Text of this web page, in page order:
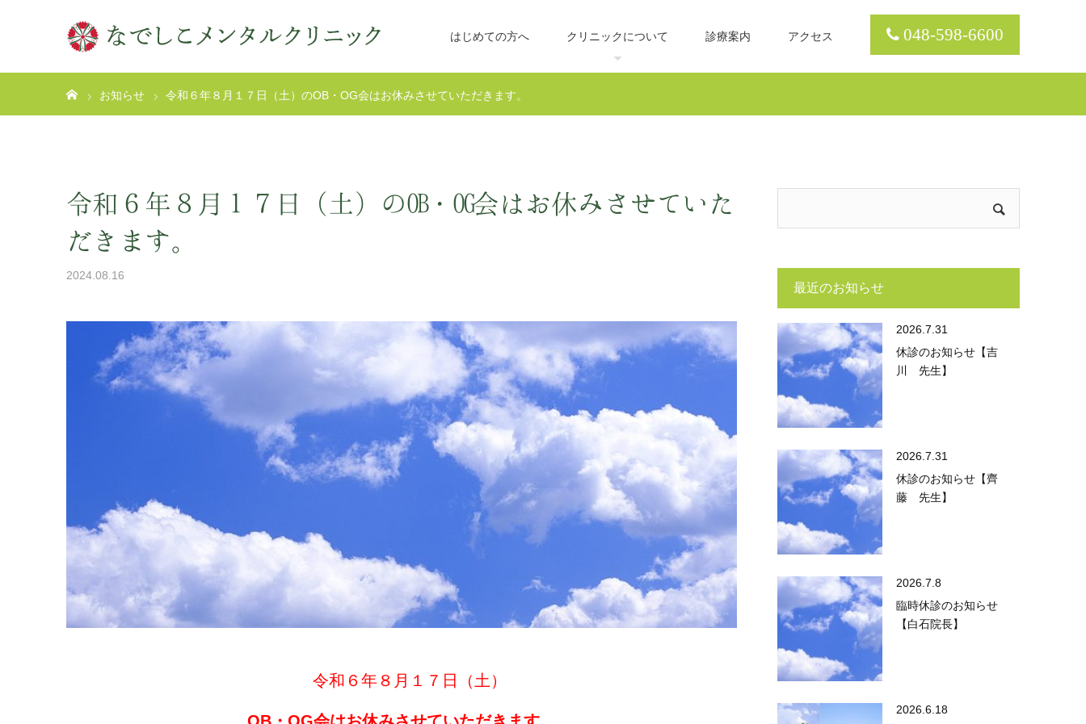
048-598-6600
はじめての方へ クリニックについて 診療案内 アクセス
お知らせ 令和６年８月１７日（土）のOB・OG会はお休みさせていただきます。
令和６年８月１７日（土）のOB・OG会はお休みさせていた
だきます。
2024.08.16
令和６年８月１７日（土）
最近のお知らせ
休診のお知らせ【吉
川 先生】
2026.7.31
休診のお知らせ【齊
藤 先生】
2026.7.31
臨時休診のお知らせ
【白石院長】
2026.7.8
2026.6.18